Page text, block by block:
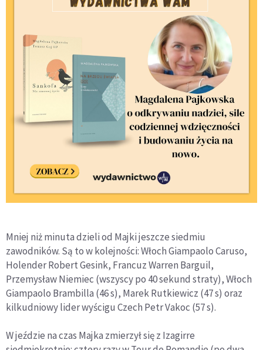
Mniej niż minuta dzieli od Majki jeszcze siedmiu
zawodników. Są to w kolejności: Włoch Giampaolo Caruso,
Holender Robert Gesink, Francuz Warren Barguil,
Przemysław Niemiec (wszyscy po 40 sekund straty), Włoch
Giampaolo Brambilla (46 s), Marek Rutkiewicz (47 s) oraz
kilkudniowy lider wyścigu Czech Petr Vakoc (57 s).
W jeździe na czas Majka zmierzył się z Izagirre